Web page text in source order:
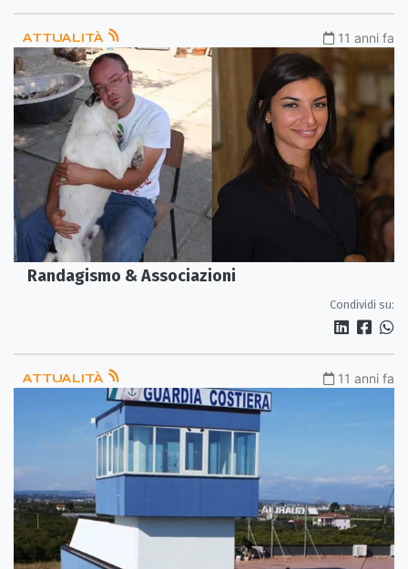
ATTUALITÀ 11 anni fa
Randagismo & Associazioni
Condividi su:
ATTUALITÀ 11 anni fa